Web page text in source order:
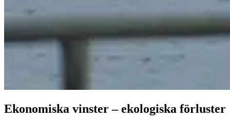
Ekonomiska vinster – ekologiska förluster